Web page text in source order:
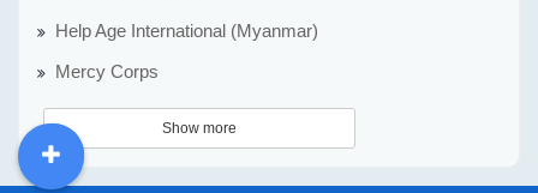
Help Age International (Myanmar)
Mercy Corps
Show more
DDM